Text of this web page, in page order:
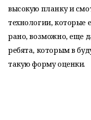
высокую планку и
технологии, которые
рано, возможно, еще
ребята, которым в
такую форму оценки.